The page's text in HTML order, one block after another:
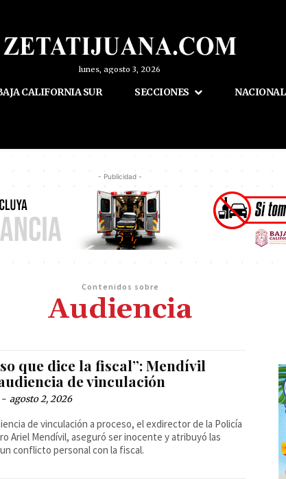
lunes, agosto 3, 2026
CALIFORNIA SUR SECCIONES NACIONAL
- Publicidad -
Contenidos sobre
Audiencia
que dice la fiscal”: Mendívil
de vinculación
- agosto 2, 2026
de vinculación a proceso, el exdirector de la Policía
Ariel Mendívil, aseguró ser inocente y atribuyó las
conflicto personal con la fiscal.